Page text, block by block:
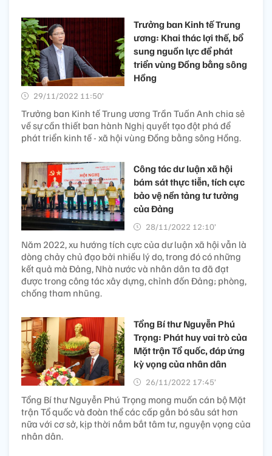
Trưởng ban Kinh tế Trung
ương: Khai thác lợi thế, bổ
sung nguồn lực để phát
triển vùng Đồng bằng sông
Hồng
29/11/2022 11:50’
Trưởng ban Kinh tế Trung ương Trần Tuấn Anh chia sẻ
về sự cần thiết ban hành Nghị quyết tạo đột phá để
phát triển kinh tế - xã hội vùng Đồng bằng sông Hồng.
Công tác dư luận xã hội
bám sát thực tiễn, tích cực
bảo vệ nền tảng tư tưởng
của Đảng
28/11/2022 12:10’
Năm 2022, xu hướng tích cực của dư luận xã hội vẫn là
dòng chảy chủ đạo bởi nhiều lý do, trong đó có những
kết quả mà Đảng, Nhà nước và nhân dân ta đã đạt
được trong công tác xây dựng, chỉnh đốn Đảng; phòng,
chống tham nhũng.
Tổng Bí thư Nguyễn Phú
Trọng: Phát huy vai trò của
Mặt trận Tổ quốc, đáp ứng
kỳ vọng của nhân dân
26/11/2022 17:45’
Tổng Bí thư Nguyễn Phú Trọng mong muốn cán bộ Mặt
trận Tổ quốc và đoàn thể các cấp gắn bó sâu sát hơn
nữa với cơ sở, kịp thời nắm bắt tâm tư, nguyện vọng của
nhân dân.